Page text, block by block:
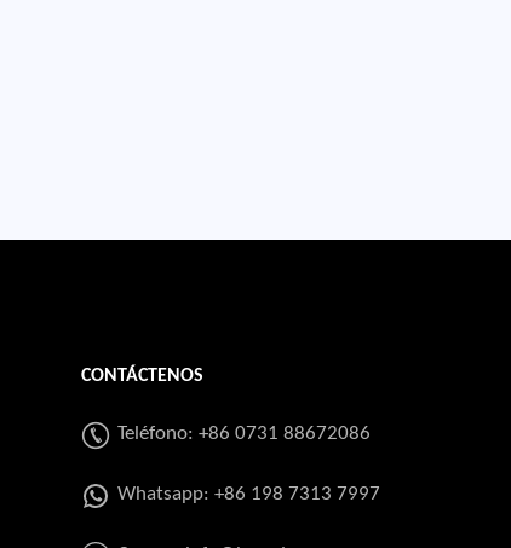
CONTÁCTENOS
Teléfono: +86 0731 88672086
Whatsapp:+86 198 7313 7997